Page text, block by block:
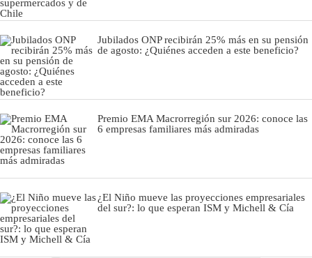
Jubilados ONP recibirán 25% más en su pensión
de agosto: ¿Quiénes acceden a este beneficio?
Premio EMA Macrorregión sur 2026: conoce las
6 empresas familiares más admiradas
¿El Niño mueve las proyecciones empresariales
del sur?: lo que esperan ISM y Michell & Cía